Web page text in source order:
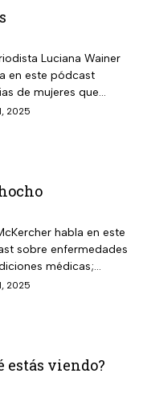
Luciana Wainer
en este pódcast
de mujeres que
pactos de silencio;
2025
habla en este
sobre enfermedades
médicas;
en este espacio
2025
estás viendo?